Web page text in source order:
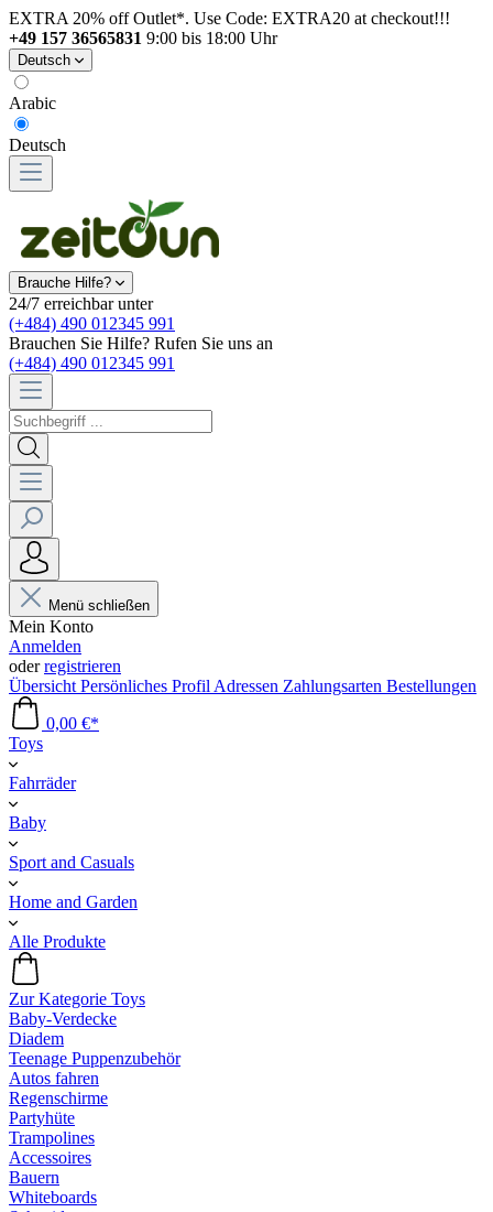
EXTRA 20% off Outlet*. Use Code: EXTRA20 at checkout!!!
+49 157 36565831 9:00 bis 18:00 Uhr
Deutsch
Arabic
Deutsch
Brauche Hilfe?
24/7 erreichbar unter
(+484) 490 012345 991
Brauchen Sie Hilfe? Rufen Sie uns an
(+484) 490 012345 991
Menü schließen
Mein Konto
Anmelden
oderregistrieren
Übersicht Persönliches Profil Adressen Zahlungsarten Bestellungen
0,00 €*
Toys
Fahrräder
Baby
Sport and Casuals
Home and Garden
Alle Produkte
Zur Kategorie Toys
Baby-Verdecke
Diadem
Teenage Puppenzubehör
Autos fahren
Regenschirme
Partyhüte
Trampolines
Accessoires
Bauern
Whiteboards